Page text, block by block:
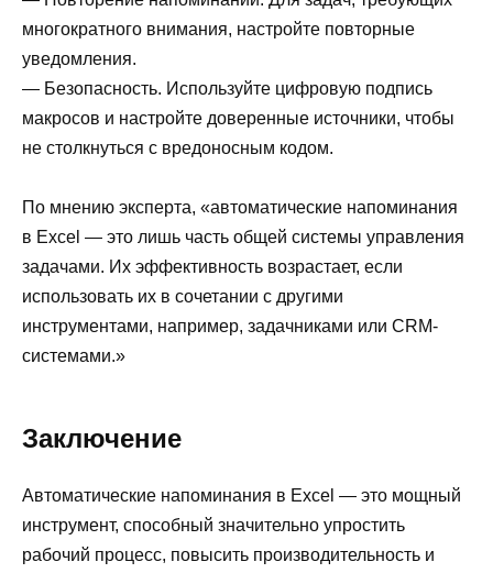
многократного внимания, настройте повторные
уведомления.
— Безопасность. Используйте цифровую подпись
макросов и настройте доверенные источники, чтобы
не столкнуться с вредоносным кодом.
По мнению эксперта, «автоматические напоминания
в Excel — это лишь часть общей системы управления
задачами. Их эффективность возрастает, если
использовать их в сочетании с другими
инструментами, например, задачниками или CRM-
системами.»
Заключение
Автоматические напоминания в Excel — это мощный
инструмент, способный значительно упростить
рабочий процесс, повысить производительность и